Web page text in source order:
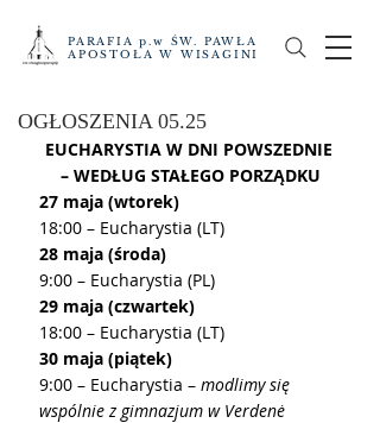
PARAFIA p.w ŚW. PAWŁA
APOSTOŁA W WISAGINI
OGŁOSZENIA 05.25
EUCHARYSTIA W DNI POWSZEDNIE
– WEDŁUG STAŁEGO PORZĄDKU
27 maja (wtorek)
18:00 – Eucharystia (LT)
28 maja (środa)
9:00 – Eucharystia (PL)
29 maja (czwartek)
18:00 – Eucharystia (LT)
30 maja (piątek)
9:00 – Eucharystia – modlimy się
wspólnie z gimnazjum w Verdenė